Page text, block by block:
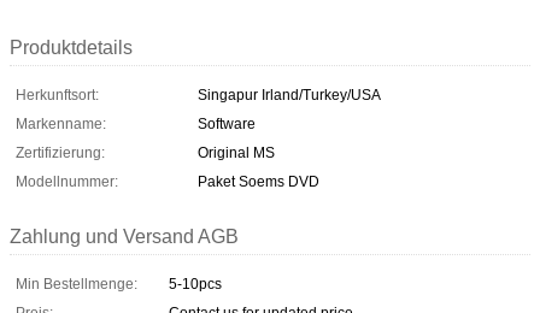
Produktdetails
Herkunftsort:
Singapur Irland/Turkey/USA
Markenname:
Software
Zertifizierung:
Original MS
Modellnummer:
Paket Soems DVD
Zahlung und Versand AGB
Min Bestellmenge:
5-10pcs